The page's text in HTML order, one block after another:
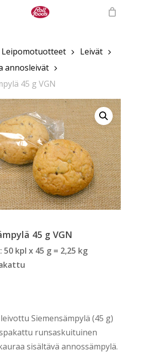
Leipomotuotteet
Leivät
annosleivät
45 g VGN
45 g VGN
kpl x 45 g = 2,25 kg
Siemensämpylä (45 g)
runsaskuituinen
sisältävä annossämpylä.